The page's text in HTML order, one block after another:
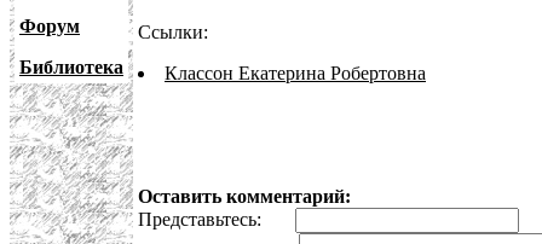
Форум
Библиотека
Ссылки:
Классон Екатерина Робертовна
Оставить комментарий:
Представьтесь: